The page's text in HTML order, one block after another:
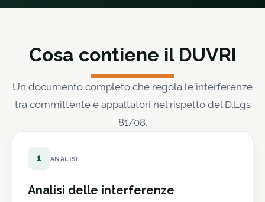
Cosa contiene il DUVRI
Un documento completo che regola le interferenze
tra committente e appaltatori nel rispetto del D.Lgs
81/08.
1 ANALISI
Analisi delle interferenze